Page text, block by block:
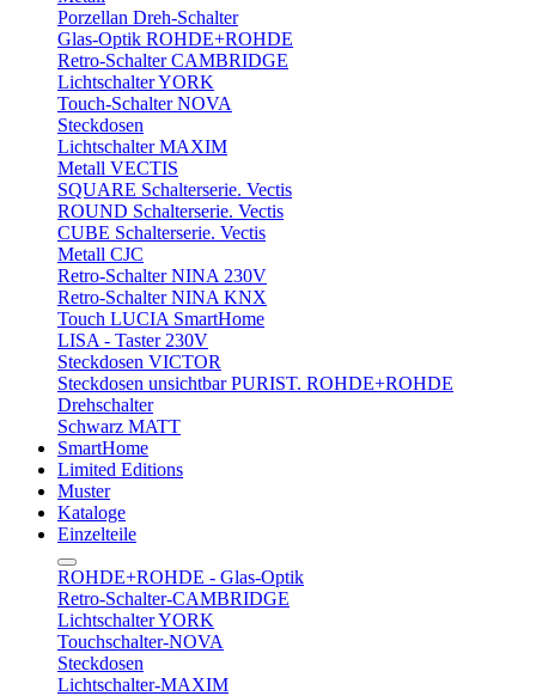
Porzellan Dreh-Schalter
Glas-Optik ROHDE+ROHDE
Retro-Schalter CAMBRIDGE
Lichtschalter YORK
Touch-Schalter NOVA
Steckdosen
Lichtschalter MAXIM
Metall VECTIS
SQUARE Schalterserie. Vectis
ROUND Schalterserie. Vectis
CUBE Schalterserie. Vectis
Metall CJC
Retro-Schalter NINA 230V
Retro-Schalter NINA KNX
Touch LUCIA SmartHome
LISA - Taster 230V
Steckdosen VICTOR
Steckdosen unsichtbar PURIST. ROHDE+ROHDE
Drehschalter
Schwarz MATT
SmartHome
Limited Editions
Muster
Kataloge
Einzelteile
ROHDE+ROHDE - Glas-Optik
Retro-Schalter-CAMBRIDGE
Lichtschalter YORK
Touchschalter-NOVA
Steckdosen
Lichtschalter-MAXIM